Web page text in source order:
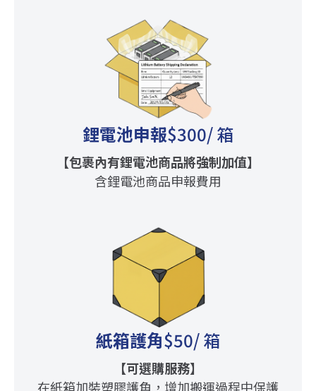
鋰電池申報$300/ 箱
【包裹內有鋰電池商品將強制加值】
含鋰電池商品申報費用
紙箱護角$50/ 箱
【可選購服務】
在紙箱加裝塑膠護角，增加搬運過程中保護